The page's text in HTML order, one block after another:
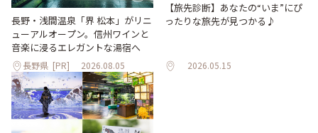
長野・浅間温泉「界 松本」がリニ
ューアルオープン。信州ワインと
音楽に浸るエレガントな湯宿へ
長野県 [PR] 2026.08.05
【旅先診断】あなたの“いま”にぴ
ったりな旅先が見つかる♪
2026.05.15